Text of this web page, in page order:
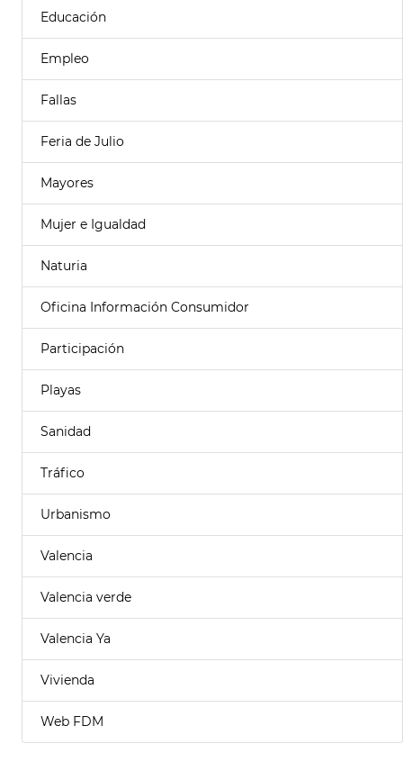
Educación
Empleo
Fallas
Feria de Julio
Mayores
Mujer e Igualdad
Naturia
Oficina Información Consumidor
Participación
Playas
Sanidad
Tráfico
Urbanismo
Valencia
Valencia verde
Valencia Ya
Vivienda
Web FDM